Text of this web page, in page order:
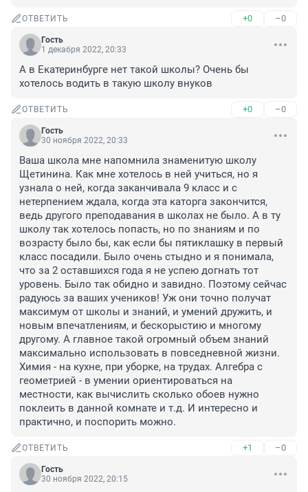
ОТВЕТИТЬ +0 –0
Гость
1 декабря 2022, 20:33
А в Екатеринбурге нет такой школы? Очень бы
хотелось водить в такую школу внуков
ОТВЕТИТЬ +0 –0
Гость
30 ноября 2022, 20:33
Ваша школа мне напомнила знаменитую школу
Щетинина. Как мне хотелось в ней учиться, но я
узнала о ней, когда заканчивала 9 класс и с
нетерпением ждала, когда эта каторга закончится,
ведь другого преподавания в школах не было. А в ту
школу так хотелось попасть, но по знаниям и по
возрасту было бы, как если бы пятиклашку в первый
класс посадили. Было очень стыдно и я понимала,
что за 2 оставшихся года я не успею догнать тот
уровень. Было так обидно и завидно. Поэтому сейчас
радуюсь за ваших учеников! Уж они точно получат
максимум от школы и знаний, и умений дружить, и
новым впечатлениям, и бескорыстию и многому
другому. А главное такой огромный объем знаний
максимально использовать в повседневной жизни.
Химия - на кухне, при уборке, на трудах. Алгебра с
геометрией - в умении ориентироваться на
местности, как вычислить сколько обоев нужно
поклеить в данной комнате и т.д. И интересно и
практично, и поспорить можно.
ОТВЕТИТЬ +1 –0
Гость
30 ноября 2022, 20:15